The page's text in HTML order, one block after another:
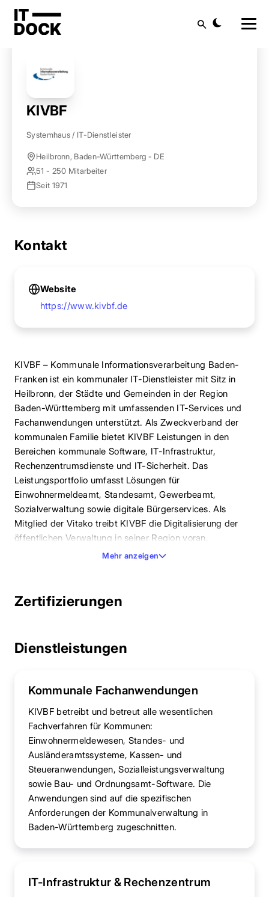
Startseite Anbieter finden
KIVBF
Systemhaus / IT-Dienstleister
Heilbronn, Baden-Württemberg - DE
51 - 250 Mitarbeiter
Seit 1971
Kontakt
Website
https://www.kivbf.de
KIVBF – Kommunale Informationsverarbeitung Baden-
Franken ist ein kommunaler IT-Dienstleister mit Sitz in
Heilbronn, der Städte und Gemeinden in der Region
Baden-Württemberg mit umfassenden IT-Services und
Fachanwendungen unterstützt. Als Zweckverband der
kommunalen Familie bietet KIVBF Leistungen in den
Bereichen kommunale Software, IT-Infrastruktur,
Rechenzentrumsdienste und IT-Sicherheit. Das
Leistungsportfolio umfasst Lösungen für
Einwohnermeldeamt, Standesamt, Gewerbeamt,
Sozialverwaltung sowie digitale Bürgerservices. Als
Mitglied der Vitako treibt KIVBF die Digitalisierung der
öffentlichen Verwaltung in seiner Region voran.
Mehr anzeigen
Zertifizierungen
Dienstleistungen
Kommunale Fachanwendungen
KIVBF betreibt und betreut alle wesentlichen
Fachverfahren für Kommunen:
Einwohnermeldewesen, Standes- und
Ausländeramtssysteme, Kassen- und
Steueranwendungen, Sozialleistungsverwaltung
sowie Bau- und Ordnungsamt-Software. Die
Anwendungen sind auf die spezifischen
Anforderungen der Kommunalverwaltung in
Baden-Württemberg zugeschnitten.
IT-Infrastruktur & Rechenzentrum